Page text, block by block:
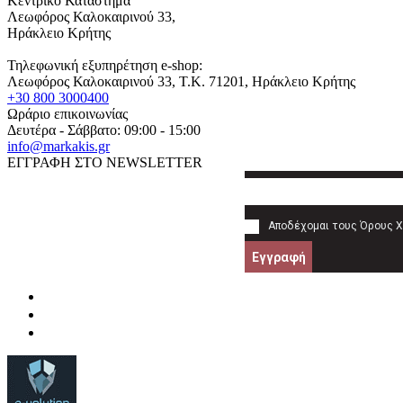
Λεωφόρος Καλοκαιρινού 33,
Ηράκλειο Κρήτης
Τηλεφωνική εξυπηρέτηση e-shop:
Λεωφόρος Καλοκαιρινού 33, T.K. 71201, Ηράκλειο Κρήτης
+30 800 3000400
Ωράριο επικοινωνίας
Δευτέρα - Σάββατο: 09:00 - 15:00
info@markakis.gr
ΕΓΓΡΑΦΗ ΣΤΟ NEWSLETTER
Αποδέχομαι τους Όρους
Εγγραφή